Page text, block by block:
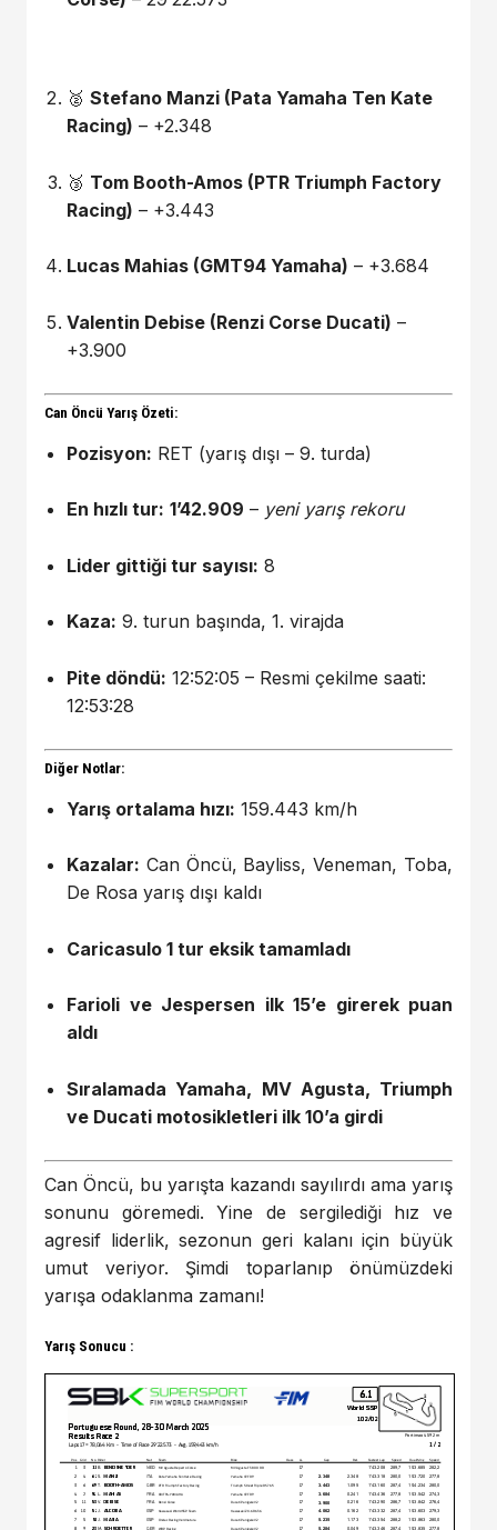
🥈 Stefano Manzi (Pata Yamaha Ten Kate
Racing) – +2.348
🥉 Tom Booth-Amos (PTR Triumph Factory
Racing) – +3.443
Lucas Mahias (GMT94 Yamaha) – +3.684
Valentin Debise (Renzi Corse Ducati) –
+3.900
Can Öncü Yarış Özeti:
Pozisyon: RET (yarış dışı – 9. turda)
En hızlı tur: 1’42.909 – yeni yarış rekoru
Lider gittiği tur sayısı: 8
Kaza: 9. turun başında, 1. virajda
Pite döndü: 12:52:05 – Resmi çekilme saati:
12:53:28
Diğer Notlar:
Yarış ortalama hızı: 159.443 km/h
Kazalar: Can Öncü, Bayliss, Veneman, Toba,
De Rosa yarış dışı kaldı
Caricasulo 1 tur eksik tamamladı
Farioli ve Jespersen ilk 15’e girerek puan
aldı
Sıralamada Yamaha, MV Agusta, Triumph
ve Ducati motosikletleri ilk 10’a girdi
Can Öncü, bu yarışta kazandı sayılırdı ama yarış
sonunu göremedi. Yine de sergilediği hız ve
agresif liderlik, sezonun geri kalanı için büyük
umut veriyor. Şimdi toparlanıp önümüzdeki
yarışa odaklanma zamanı!
Yarış Sonucu :